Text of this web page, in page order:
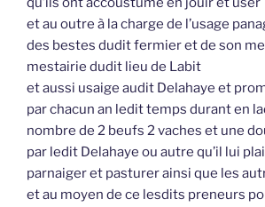
et au outre à la charge de l’usage
des bestes dudit fermier et de son
mestairie dudit lieu de Labit
et aussi usaige audit Delahaye et
par chacun an ledit temps durant en
nombre de 2 beufs 2 vaches et une
par ledit Delahaye ou autre qu’il lui
parnaiger et pasturer ainsi que les
et au moyen de ce lesdits preneurs